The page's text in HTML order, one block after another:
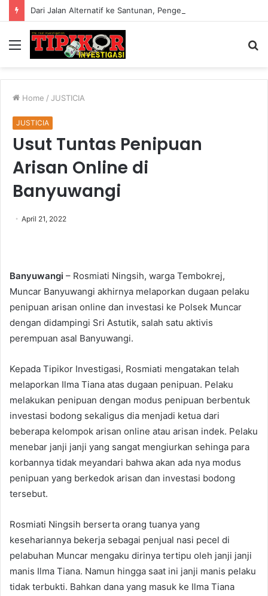
Menu
Home / JUSTICIA
JUSTICIA
Usut Tuntas Penipuan
Arisan Online di
Banyuwangi
April 21, 2022
Banyuwangi – Rosmiati Ningsih, warga Tembokrej,
Muncar Banyuwangi akhirnya melaporkan dugaan pelaku
penipuan arisan online dan investasi ke Polsek Muncar
dengan didampingi Sri Astutik, salah satu aktivis
perempuan asal Banyuwangi.
Kepada Tipikor Investigasi, Rosmiati mengatakan telah
melaporkan Ilma Tiana atas dugaan penipuan. Pelaku
melakukan penipuan dengan modus penipuan berbentuk
investasi bodong sekaligus dia menjadi ketua dari
beberapa kelompok arisan online atau arisan indek. Pelaku
menebar janji janji yang sangat mengiurkan sehinga para
korbannya tidak meyandari bahwa akan ada nya modus
penipuan yang berkedok arisan dan investasi bodong
tersebut.
Rosmiati Ningsih berserta orang tuanya yang
kesehariannya bekerja sebagai penjual nasi pecel di
pelabuhan Muncar mengaku dirinya tertipu oleh janji janji
manis Ilma Tiana. Namun hingga saat ini janji manis pelaku
tidak terbukti. Bahkan dana yang masuk ke Ilma Tiana